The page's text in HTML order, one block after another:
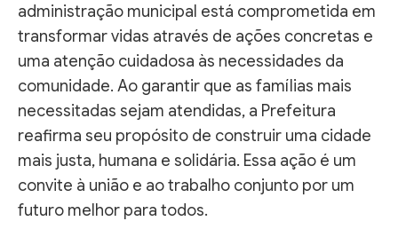
administração municipal está comprometida em
transformar vidas através de ações concretas e
uma atenção cuidadosa às necessidades da
comunidade. Ao garantir que as famílias mais
necessitadas sejam atendidas, a Prefeitura
reafirma seu propósito de construir uma cidade
mais justa, humana e solidária. Essa ação é um
convite à união e ao trabalho conjunto por um
futuro melhor para todos.